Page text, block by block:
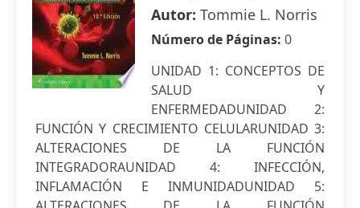
Autor: Tommie L. Norris
Número de Páginas: 0
UNIDAD 1: CONCEPTOS DE
SALUD Y
ENFERMEDADUNIDAD 2:
FUNCIÓN Y CRECIMIENTO CELULARUNIDAD 3:
ALTERACIONES DE LA FUNCIÓN
INTEGRADORAUNIDAD 4: INFECCIÓN,
INFLAMACIÓN E INMUNIDADUNIDAD 5: